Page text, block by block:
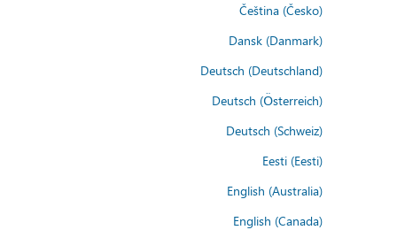
Čeština (Česko)
Dansk (Danmark)
Deutsch (Deutschland)
Deutsch (Österreich)
Deutsch (Schweiz)
Eesti (Eesti)
English (Australia)
English (Canada)